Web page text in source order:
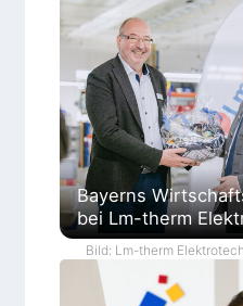
Bayerns
bei Lm-therm
Bild: Lm-therm